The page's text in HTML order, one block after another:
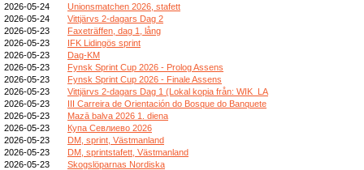
2026-05-24
Unionsmatchen 2026, stafett
2026-05-24
Vittjärvs 2-dagars Dag 2
2026-05-23
Faxeträffen, dag 1, lång
2026-05-23
IFK Lidingös sprint
2026-05-23
Dag-KM
2026-05-23
Fynsk Sprint Cup 2026 - Prolog Assens
2026-05-23
Fynsk Sprint Cup 2026 - Finale Assens
2026-05-23
Vittjärvs 2-dagars Dag 1 (Lokal kopia från: WIK_LA
2026-05-23
III Carreira de Orientación do Bosque do Banquete
2026-05-23
Mazā balva 2026 1. diena
2026-05-23
Купа Севлиево 2026
2026-05-23
DM, sprint, Västmanland
2026-05-23
DM, sprintstafett, Västmanland
2026-05-23
Skogslöparnas Nordiska